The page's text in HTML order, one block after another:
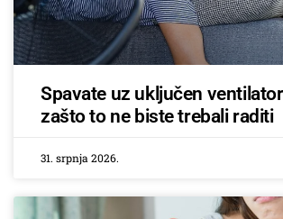
Spavate uz uključen
zašto to ne biste trebali raditi
31. srpnja 2026.